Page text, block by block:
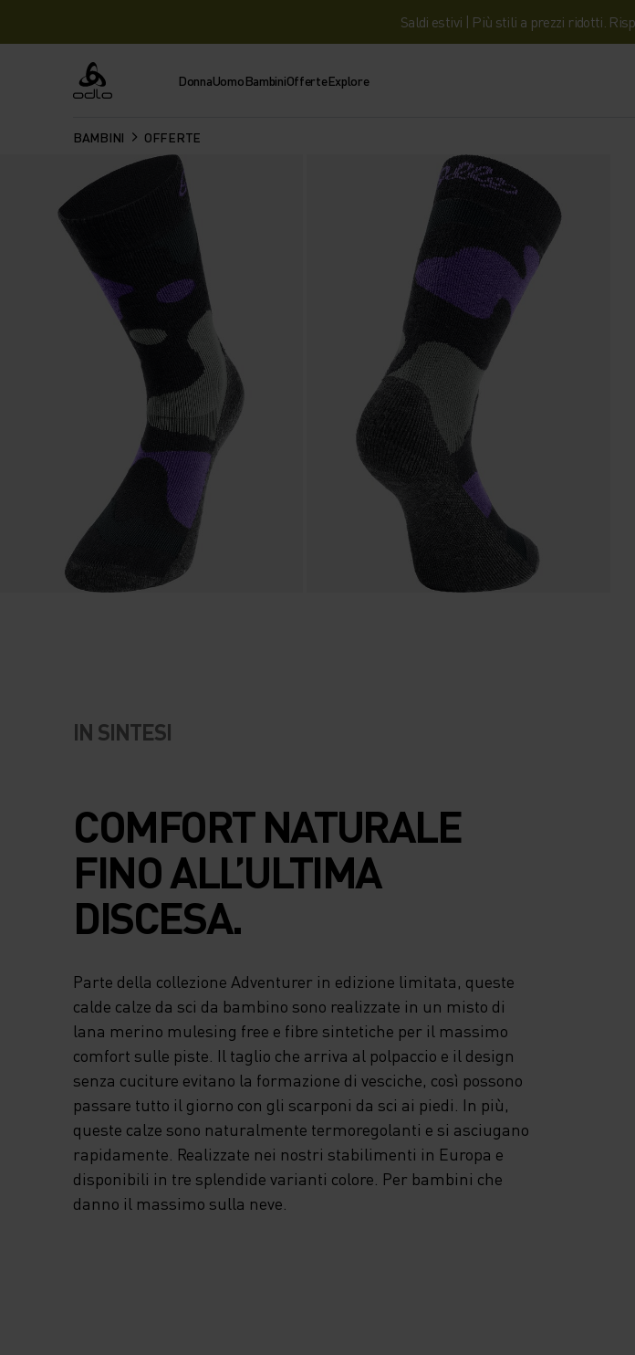
Saldi estivi | Più stili a prezzi ridotti.
Odlo DonnaUomoBambiniOfferteExplore
BAMBINI OFFERTE
IN SINTESI
COMFORT NATURALE
FINO ALL’ULTIMA
DISCESA.
Parte della collezione Adventurer in edizione limitata, queste
calde calze da sci da bambino sono realizzate in un misto di
lana merino mulesing free e fibre sintetiche per il massimo
comfort sulle piste. Il taglio che arriva al polpaccio e il design
senza cuciture evitano la formazione di vesciche, così possono
passare tutto il giorno con gli scarponi da sci ai piedi. In più,
queste calze sono naturalmente termoregolanti e si asciugano
rapidamente. Realizzate nei nostri stabilimenti in Europa e
disponibili in tre splendide varianti colore. Per bambini che
danno il massimo sulla neve.